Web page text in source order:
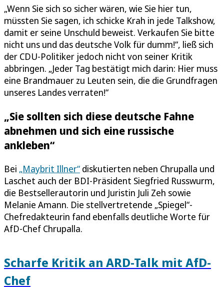
„Wenn Sie sich so sicher wären, wie Sie hier tun,
müssten Sie sagen, ich schicke Krah in jede Talkshow,
damit er seine Unschuld beweist. Verkaufen Sie bitte
nicht uns und das deutsche Volk für dumm!“, ließ sich
der CDU-Politiker jedoch nicht von seiner Kritik
abbringen. „Jeder Tag bestätigt mich darin: Hier muss
eine Brandmauer zu Leuten sein, die die Grundfragen
unseres Landes verraten!“
„Sie sollten sich diese deutsche Fahne
abnehmen und sich eine russische
ankleben“
Bei „Maybrit Illner“ diskutierten neben Chrupalla und
Laschet auch der BDI-Präsident Siegfried Russwurm,
die Bestsellerautorin und Juristin Juli Zeh sowie
Melanie Amann. Die stellvertretende „Spiegel“-
Chefredakteurin fand ebenfalls deutliche Worte für
AfD-Chef Chrupalla.
Scharfe Kritik an ARD-Talk mit AfD-
Chef